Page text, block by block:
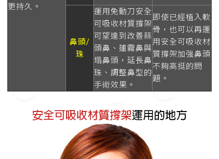
更持久。
鼻頭/
珠
運用免動刀安全
可吸收材質撐架
可望達到改善蒜
頭鼻、蓮霧鼻與
塌鼻頭，延長鼻
珠、調整鼻型的
手術效果。
即使已經植入軟
骨，也可以再運
用安全可吸收材
質撐架加強鼻頭
不夠高挺的問
題。